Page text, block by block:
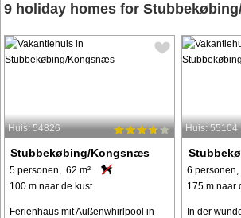
9 holiday homes for
Huis: 54826
Stubbekøbing/Kongsnæs
5 personen, 62 m²
100 m naar de kust.
Ferienhaus mit Außenwhirlpool in
Huis: 55104
6 personen,
175 m naar
In der